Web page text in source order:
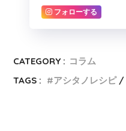
フォローする
CATEGORY : コラム
TAGS :
アシタノレシピ